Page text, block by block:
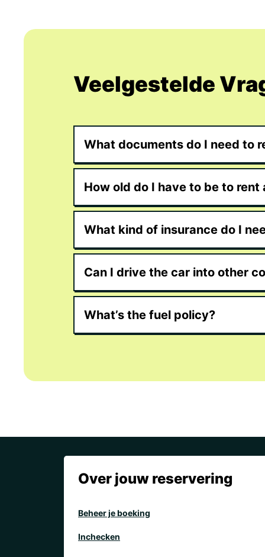
Veelgestelde
What documents do I need to
How old do I have to be to rent
What kind of insurance do I
Can I drive the car into other
What’s the fuel policy?
Over jouw reservering
Beheer je boeking
Inchecken